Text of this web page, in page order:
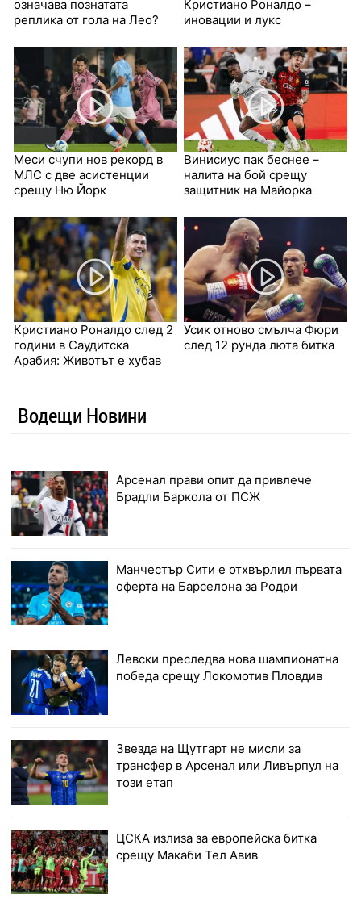
означава познатата
реплика от гола на Лео?
Кристиано Роналдо –
иновации и лукс
Меси счупи нов рекорд в
МЛС с две асистенции
срещу Ню Йорк
Винисиус пак беснее –
налита на бой срещу
защитник на Майорка
Кристиано Роналдо след 2
години в Саудитска
Арабия: Животът е хубав
Усик отново смълча Фюри
след 12 рунда люта битка
Водещи Новини
Арсенал прави опит да привлече
Брадли Баркола от ПСЖ
Манчестър Сити е отхвърлил първата
оферта на Барселона за Родри
Левски преследва нова шампионатна
победа срещу Локомотив Пловдив
Звезда на Щутгарт не мисли за
трансфер в Арсенал или Ливърпул на
този етап
ЦСКА излиза за европейска битка
срещу Макаби Тел Авив